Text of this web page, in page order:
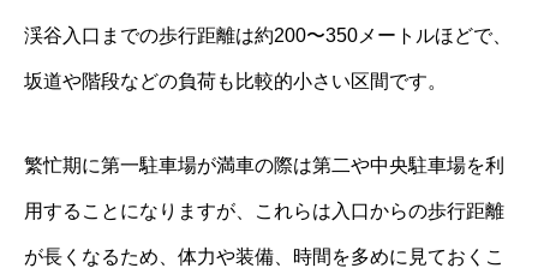
渓谷入口までの歩行距離は約200〜350メートルほどで、
坂道や階段などの負荷も比較的小さい区間です。
繁忙期に第一駐車場が満車の際は第二や中央駐車場を利
用することになりますが、これらは入口からの歩行距離
が長くなるため、体力や装備、時間を多めに見ておくこ